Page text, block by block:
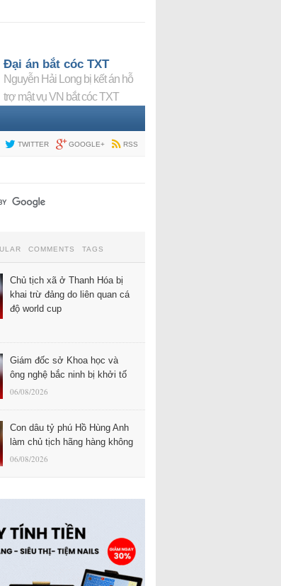
Đại án bắt cóc TXT
Nguyễn Hải Long bị kết án hỗ
trợ mật vụ VN bắt cóc TXT
TWITTER GOOGLE+ RSS
COMMENTS TAGS
Chủ tịch xã ở Thanh Hóa bị
khai trừ đảng do liên quan cá
độ world cup
Giám đốc sở Khoa học và
ông nghệ bắc ninh bị khởi tố
06/08/2026
Con dâu tỷ phú Hồ Hùng Anh
làm chủ tịch hãng hàng không
06/08/2026